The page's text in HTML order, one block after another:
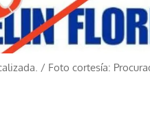
/ Foto cortesía: